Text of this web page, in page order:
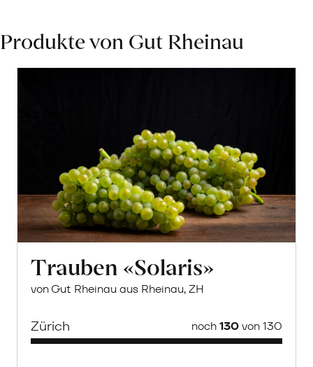
Produkte von Gut Rheinau
Trauben «Solaris»
von Gut Rheinau aus Rheinau, ZH
Zürich noch130von 130